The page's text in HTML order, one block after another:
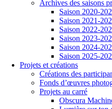
Archives des saisons
Saison 2020-
Saison 2021-
Saison 2022-
Saison 2023-
Saison 2024-
Saison 2025-
Projets et créations
Créations des
Fonds d’œuvres
Projets au carré
Obscura